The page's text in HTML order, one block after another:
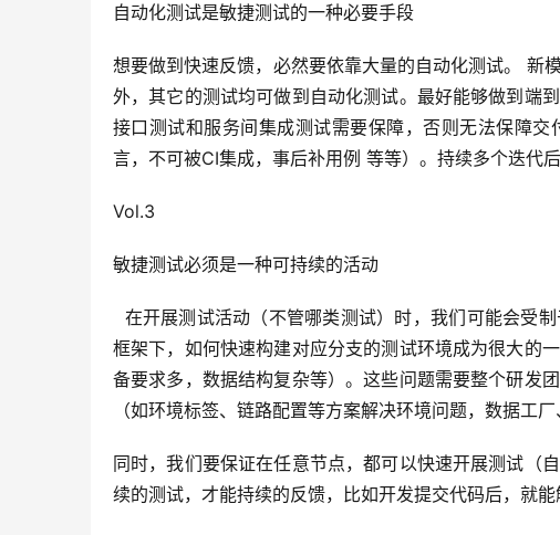
自动化测试是敏捷测试的一种必要手段
想要做到快速反馈，必然要依靠大量的自动化测试。 新
外，其它的测试均可做到自动化测试。最好能够做到端
接口测试和服务间集成测试需要保障，否则无法保障
言，不可被CI集成，事后补用例 等等）。持续多个迭代
Vol.3
敏捷测试必须是一种可持续的活动
框架下，如何快速构建对应分支的测试环境成为很大的
备要求多，数据结构复杂等）。这些问题需要整个研发
（如环境标签、链路配置等方案解决环境问题，数据工
同时，我们要保证在任意节点，都可以快速开展测试（
续的测试，才能持续的反馈，比如开发提交代码后，就